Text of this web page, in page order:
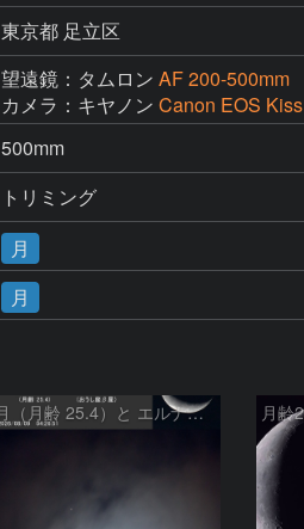
東京都 足立区
望遠鏡：タムロン AF 200-500mm
カメラ：キヤノン Canon EOS
500mm
トリミング
月
月
月（月齢 25.4）と エルナト（おうし座β星） 月齢